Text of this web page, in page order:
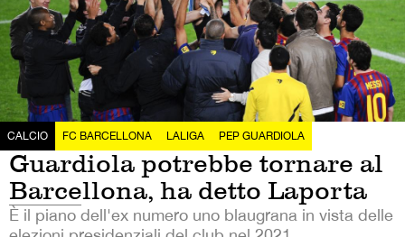
CALCIO FC BARCELLONA LALIGA PEP GUARDIOLA
Guardiola potrebbe tornare al
Barcellona, ha detto Laporta
È il piano dell'ex numero uno blaugrana in vista delle